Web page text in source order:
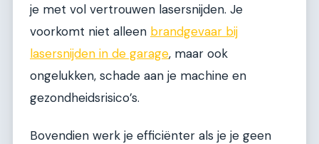
je met vol vertrouwen lasersnijden. Je
voorkomt niet alleen brandgevaar bij
lasersnijden in de garage, maar ook
ongelukken, schade aan je machine en
gezondheidsrisico’s.
Bovendien werk je efficiënter als je je geen